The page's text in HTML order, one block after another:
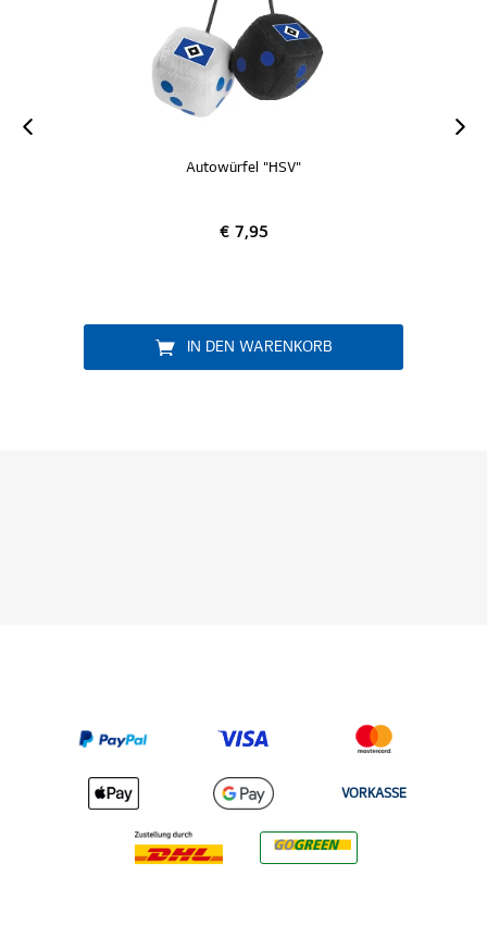
Autowürfel "HSV"
€ 7,95
IN DEN WARENKORB
VORKASSE